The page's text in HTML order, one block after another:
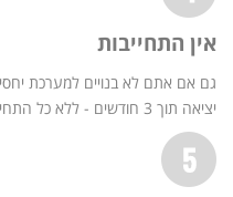
אין התחייבות
גם אם אתם לא בנויים למערכת
יציאה תוך 3 חודשים - ללא כל התחייבות.